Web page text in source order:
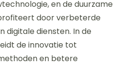
en de duurzame
door verbeterde
digitale diensten. In de
de innovatie tot
en betere